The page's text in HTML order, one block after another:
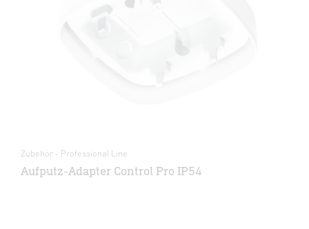
Zubehör - Professional Line
Aufputz-Adapter Control Pro IP54